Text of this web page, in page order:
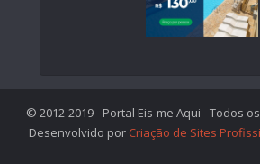
© 2012-2019 - Portal Eis-me Aqui - Todos
Desenvolvido por Criação de Sites